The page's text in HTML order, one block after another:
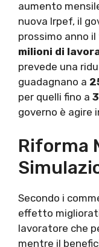
aumento
nuova Irpef, il
prossimo anno
milioni di
prevede una
guadagnano a
per quelli fino a
governo è agire
Riforma
Secondo i
effetto
lavoratore che
mentre il